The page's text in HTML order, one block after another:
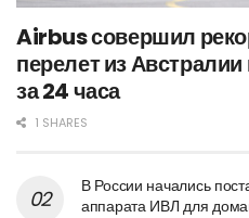
Airbus совершил
перелет из
за 24 часа
1 SHARES
В России начались
аппарата ИВЛ для